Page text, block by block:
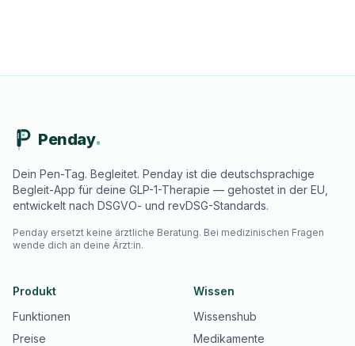
Penday
Dein Pen-Tag. Begleitet. Penday ist die deutschsprachige
Begleit-App für deine GLP-1-Therapie — gehostet in der EU,
entwickelt nach DSGVO- und revDSG-Standards.
Penday ersetzt keine ärztliche Beratung. Bei medizinischen Fragen
wende dich an deine Ärzt:in.
Produkt
Funktionen
Preise
Wissen
Wissenshub
Medikamente